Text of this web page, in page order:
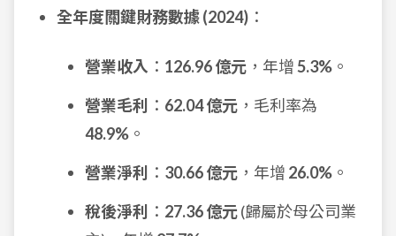
全年度關鍵財務數據 (2024) ：
營業收入 ： 126.96 億元 ，年增5.3% 。
營業毛利
： 62.04 億元 ，毛利率為
48.9% 。
營業淨利
： 30.66 億元 ，年增 26.0% 。
稅後淨利
： 27.36 億元(歸屬於母公司業